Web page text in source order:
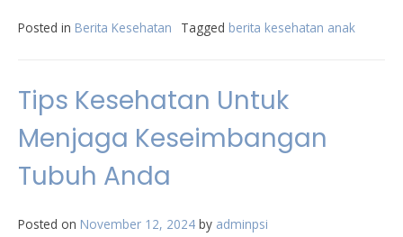
Posted in Berita Kesehatan Tagged berita kesehatan anak
Tips Kesehatan Untuk
Menjaga Keseimbangan
Tubuh Anda
Posted on November 12, 2024 by adminpsi